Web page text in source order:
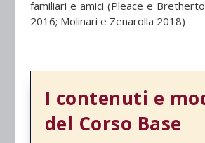
familiari e amici (Pleace e
2016; Molinari e Zenarolla 2018)
I contenuti e
del Corso Base